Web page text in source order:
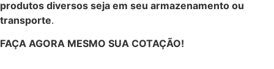
produtos diversos seja em seu armazenamento ou
transporte.
FAÇA AGORA MESMO SUA COTAÇÃO!